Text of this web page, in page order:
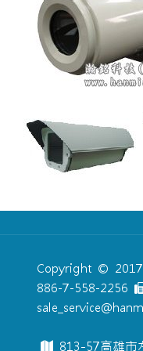
Copyright © 2017
886-7-558-2256
813-57高雄市